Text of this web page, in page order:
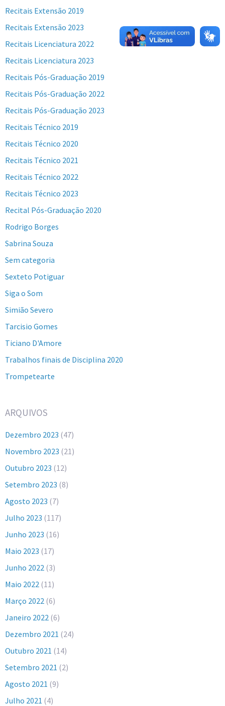
Recitais Extensão 2019
Recitais Extensão 2023
Recitais Licenciatura 2022
Recitais Licenciatura 2023
Recitais Pós-Graduação 2019
Recitais Pós-Graduação 2022
Recitais Pós-Graduação 2023
Recitais Técnico 2019
Recitais Técnico 2020
Recitais Técnico 2021
Recitais Técnico 2022
Recitais Técnico 2023
Recital Pós-Graduação 2020
Rodrigo Borges
Sabrina Souza
Sem categoria
Sexteto Potiguar
Siga o Som
Simião Severo
Tarcisio Gomes
Ticiano D'Amore
Trabalhos finais de Disciplina 2020
Trompetearte
ARQUIVOS
Dezembro 2023 (47)
Novembro 2023 (21)
Outubro 2023 (12)
Setembro 2023 (8)
Agosto 2023 (7)
Julho 2023 (117)
Junho 2023 (16)
Maio 2023 (17)
Junho 2022 (3)
Maio 2022 (11)
Março 2022 (6)
Janeiro 2022 (6)
Dezembro 2021 (24)
Outubro 2021 (14)
Setembro 2021 (2)
Agosto 2021 (9)
Julho 2021 (4)